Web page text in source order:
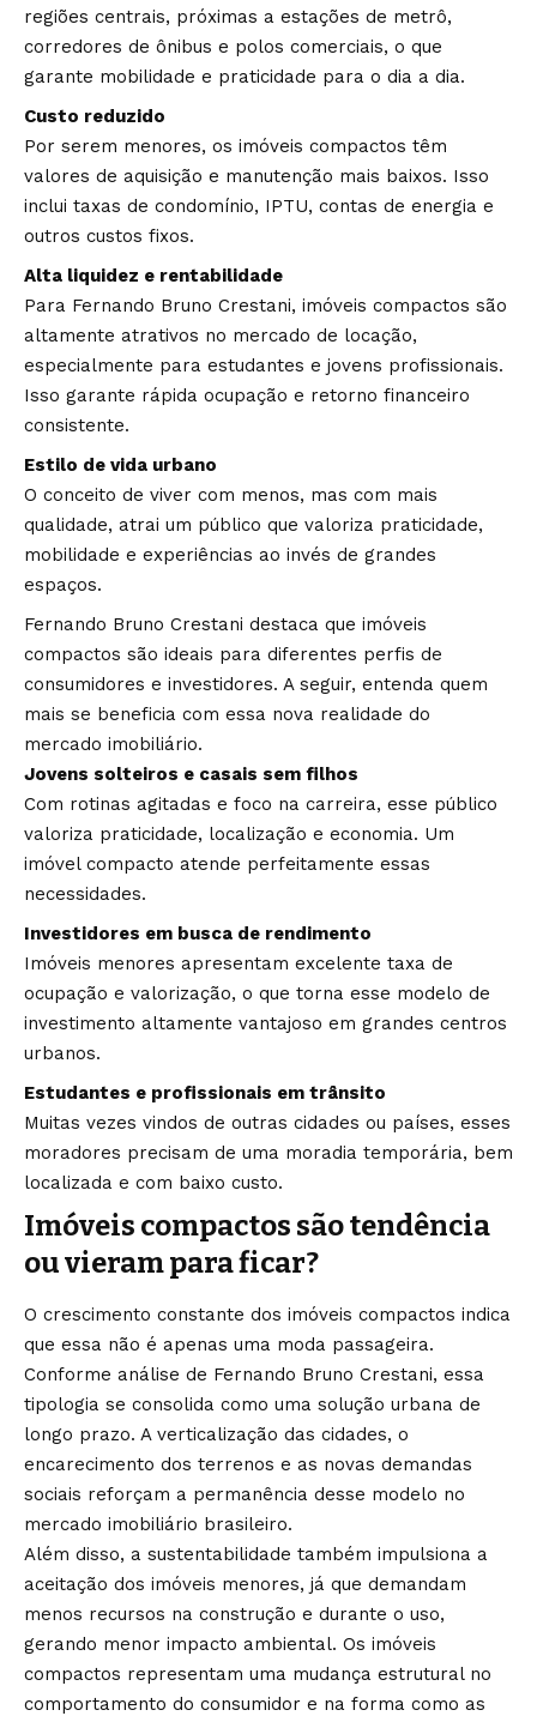
regiões centrais, próximas a estações de metrô,
corredores de ônibus e polos comerciais, o que
garante mobilidade e praticidade para o dia a dia.
Custo reduzido
Por serem menores, os imóveis compactos têm
valores de aquisição e manutenção mais baixos. Isso
inclui taxas de condomínio, IPTU, contas de energia e
outros custos fixos.
Alta liquidez e rentabilidade
Para Fernando Bruno Crestani, imóveis compactos são
altamente atrativos no mercado de locação,
especialmente para estudantes e jovens profissionais.
Isso garante rápida ocupação e retorno financeiro
consistente.
Estilo de vida urbano
O conceito de viver com menos, mas com mais
qualidade, atrai um público que valoriza praticidade,
mobilidade e experiências ao invés de grandes
espaços.
Fernando Bruno Crestani destaca que imóveis
compactos são ideais para diferentes perfis de
consumidores e investidores. A seguir, entenda quem
mais se beneficia com essa nova realidade do
mercado imobiliário.
Jovens solteiros e casais sem filhos
Com rotinas agitadas e foco na carreira, esse público
valoriza praticidade, localização e economia. Um
imóvel compacto atende perfeitamente essas
necessidades.
Investidores em busca de rendimento
Imóveis menores apresentam excelente taxa de
ocupação e valorização, o que torna esse modelo de
investimento altamente vantajoso em grandes centros
urbanos.
Estudantes e profissionais em trânsito
Muitas vezes vindos de outras cidades ou países, esses
moradores precisam de uma moradia temporária, bem
localizada e com baixo custo.
Imóveis compactos são tendência
ou vieram para ficar?
O crescimento constante dos imóveis compactos indica
que essa não é apenas uma moda passageira.
Conforme análise de Fernando Bruno Crestani, essa
tipologia se consolida como uma solução urbana de
longo prazo. A verticalização das cidades, o
encarecimento dos terrenos e as novas demandas
sociais reforçam a permanência desse modelo no
mercado imobiliário brasileiro.
Além disso, a sustentabilidade também impulsiona a
aceitação dos imóveis menores, já que demandam
menos recursos na construção e durante o uso,
gerando menor impacto ambiental. Os imóveis
compactos representam uma mudança estrutural no
comportamento do consumidor e na forma como as